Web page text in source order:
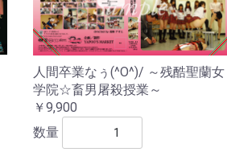
人間卒業なぅ(^O^)/ ～残酷聖蘭女
学院☆畜男屠殺授業～
￥9,900
数量